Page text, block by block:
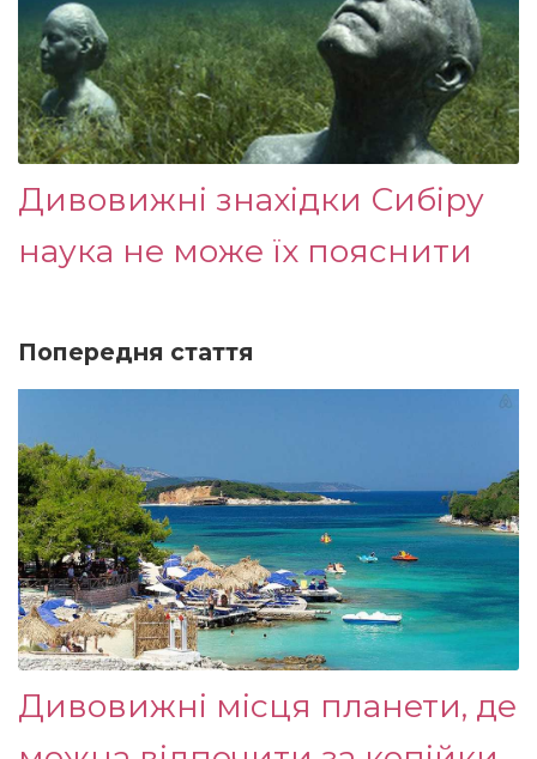
Дивовижні знахідки Сибіру
наука не може їх пояснити
Попередня стаття
Дивовижні місця планети, де